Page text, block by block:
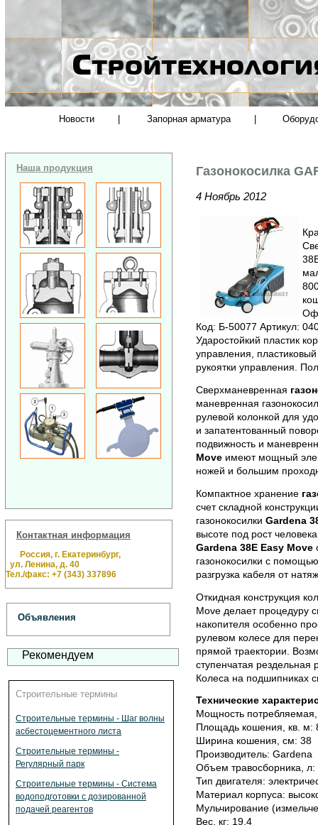
Новости Запорная арматура
Наша продукция
Контактная информация
Россия, г. Екатеринбург,
ул. Ленина, д. 40
Тел./факс: +7 (343) 337896
Объявления
Рекомендуем
Строительные термины
Строительные термины - Шаг волны
асбестоцементного листа
Строительные термины -
Регулярный парк
Строительные термины - Система
водоподготовки с дозированной
подачей реагентов
Газонокосилка
4 Ноябрь 2012
Код: Б-50077 Артикул:
Ударостойкий пластик
управления,
рукоятки управления.
Сверхманевренная
маневренная
рулевой колонкой для
и запатентованный
подвижность и
Moveимеют мощный
ножей и большим
Компактное хранение
счет складной
газонокосилки Gardena
высоте под рост
Gardena 38E Easy Move
газонокосилки с
разгрузка кабеля от
Откидная конструкция
Move делает процедуру
накопителя особенно
рулевом колесе для
прямой траектории.
ступенчатая рездельная
Колеса на подшипниках
Технические
Мощность
Площадь кошения, кв. м:
Ширина кошения, см: 38
Производитель: Gardena
Объем травосборника, л:
Тип двигателя:
Материал корпуса:
Мульчирование
Вес, кг: 19,4